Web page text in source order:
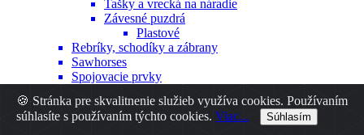
🍪 Stránka pre skvalitnenie služieb využíva cookies. Používaním
súhlasíte s používaním týchto cookies. Viac... Súhlasím
Tašky a vrecká na náradie
Závesné puzdrá
Plastové
Rebríky, schodíky a zábrany
Sawhorses
Spojovacie prvky
Iné
Nity